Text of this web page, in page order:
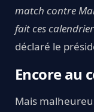
match contre
fait ces
déclaré le
Encore au
Mais